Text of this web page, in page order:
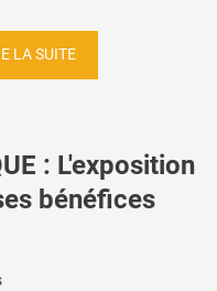
LA SUITE
: L'exposition
bénéfices